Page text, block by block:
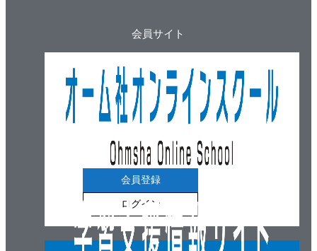
会員サイト
会員登録
ログイン